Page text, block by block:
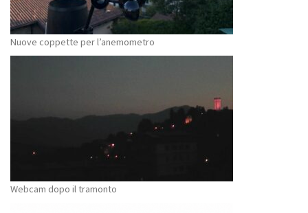
Nuove coppette per l’anemometro
Webcam dopo il tramonto